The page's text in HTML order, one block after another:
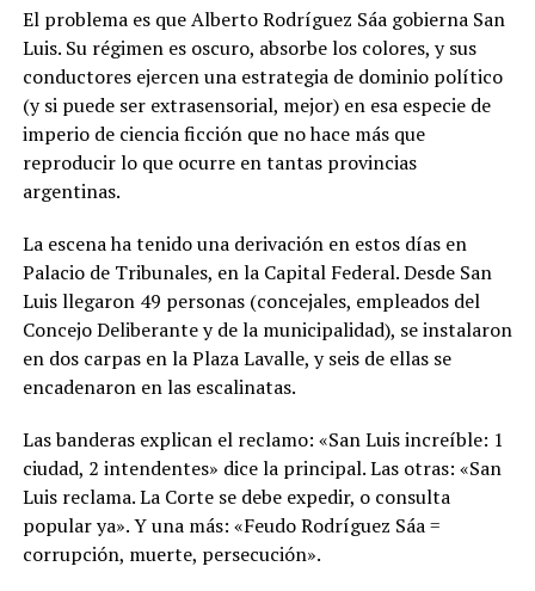
El problema es que Alberto Rodríguez Sáa gobierna San
Luis. Su régimen es oscuro, absorbe los colores, y sus
conductores ejercen una estrategia de dominio político
(y si puede ser extrasensorial, mejor) en esa especie de
imperio de ciencia ficción que no hace más que
reproducir lo que ocurre en tantas provincias
argentinas.
La escena ha tenido una derivación en estos días en
Palacio de Tribunales, en la Capital Federal. Desde San
Luis llegaron 49 personas (concejales, empleados del
Concejo Deliberante y de la municipalidad), se instalaron
en dos carpas en la Plaza Lavalle, y seis de ellas se
encadenaron en las escalinatas.
Las banderas explican el reclamo: «San Luis increíble: 1
ciudad, 2 intendentes» dice la principal. Las otras: «San
Luis reclama. La Corte se debe expedir, o consulta
popular ya». Y una más: «Feudo Rodríguez Sáa =
corrupción, muerte, persecución».